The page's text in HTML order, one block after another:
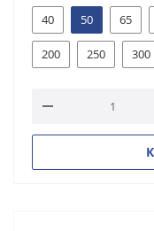
40
50 65
200 250 300